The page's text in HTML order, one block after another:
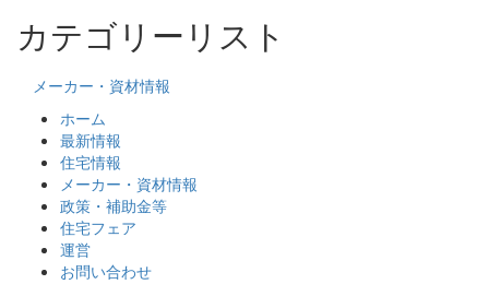
カテゴリーリスト
メーカー・資材情報
ホーム
最新情報
住宅情報
メーカー・資材情報
政策・補助金等
住宅フェア
運営
お問い合わせ